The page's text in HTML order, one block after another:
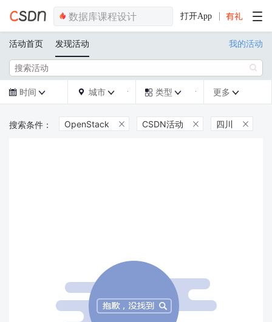
打开App
活动首页 发现活动 我的活动

 时间   城市   类型  更多 
OpenStack  CSDN活动  四川 